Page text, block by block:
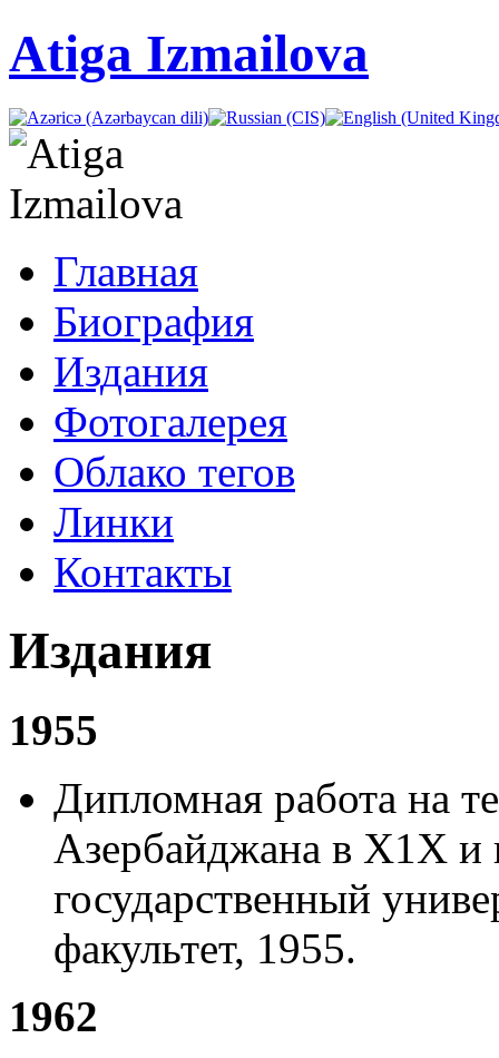
Atiga Izmailova
Главная
Биография
Издания
Фотогалерея
Облако тегов
Линки
Контакты
Издания
1955
Дипломная работа на
Азербайджана в Х1Х и
государственный
факультет, 1955.
1962